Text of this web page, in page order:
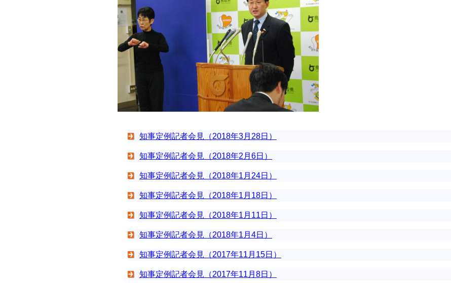
知事定例記者会見（2018年3月28日）
知事定例記者会見（2018年2月6日）
知事定例記者会見（2018年1月24日）
知事定例記者会見（2018年1月18日）
知事定例記者会見（2018年1月11日）
知事定例記者会見（2018年1月4日）
知事定例記者会見（2017年11月15日）
知事定例記者会見（2017年11月8日）